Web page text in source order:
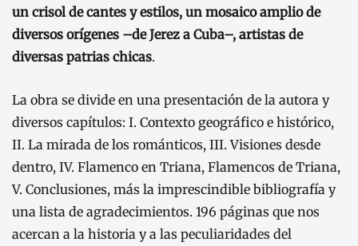
un crisol de cantes y estilos, un mosaico amplio de
diversos orígenes –de Jerez a Cuba–, artistas de
diversas patrias chicas.
La obra se divide en una presentación de la autora y
diversos capítulos: I. Contexto geográfico e histórico,
II. La mirada de los románticos, III. Visiones desde
dentro, IV. Flamenco en Triana, Flamencos de Triana,
V. Conclusiones, más la imprescindible bibliografía y
una lista de agradecimientos. 196 páginas que nos
acercan a la historia y a las peculiaridades del